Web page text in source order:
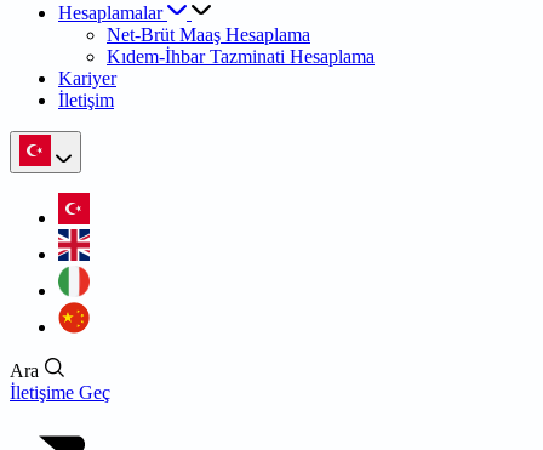
Hesaplamalar
Net-Brüt Maaş Hesaplama
Kıdem-İhbar Tazminati Hesaplama
Kariyer
İletişim
Ara
İletişime Geç